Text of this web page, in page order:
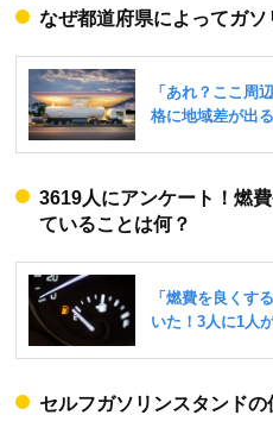
なぜ都道府県によってガソ
3619人にアンケート！燃
ていることは何？
セルフガソリンスタンドの